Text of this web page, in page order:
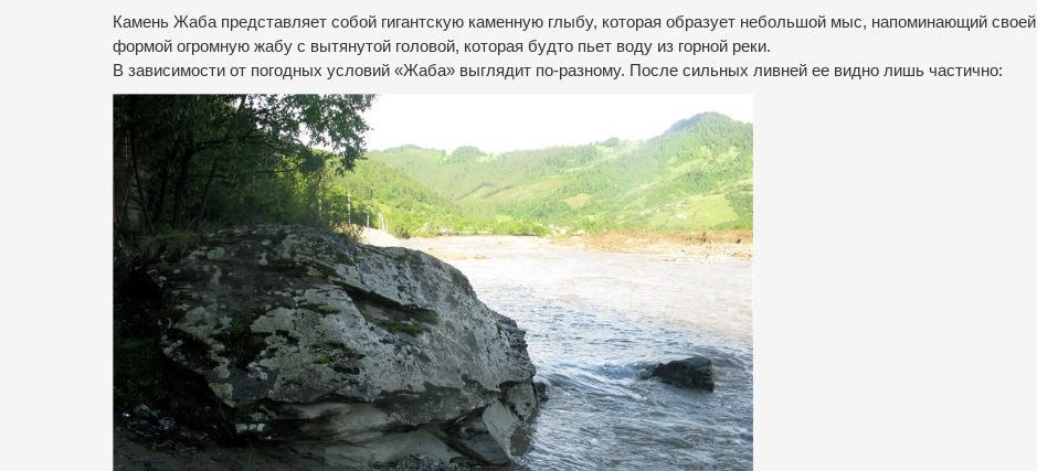
Камень Жаба представляет собой гигантскую каменную глыбу, которая образует небольшой мыс, напоминающий своей
формой огромную жабу с вытянутой головой, которая будто пьет воду из горной реки.
В зависимости от погодных условий «Жаба» выглядит по-разному. После сильных ливней ее видно лишь частично: